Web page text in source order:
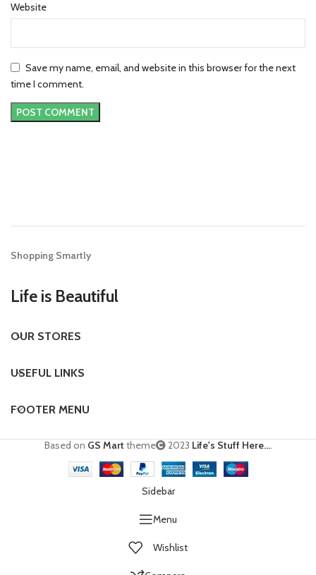
Website
Save my name, email, and website in this browser for the next
time I comment.
Shopping Smartly
Life is Beautiful
OUR STORES
USEFUL LINKS
FOOTER MENU
Based on GS Mart theme 2023 Life's Stuff Here....
Sidebar
Menu
Wishlist